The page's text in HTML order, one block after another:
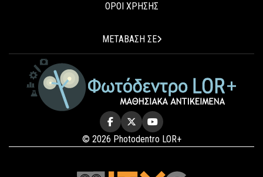
ΟΡΟΙ ΧΡΗΣΗΣ
ΜΕΤΑΒΑΣΗ ΣΕ
© 2026 Photodentro LOR+